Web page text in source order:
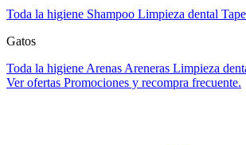
Toda la higiene Shampoo Limpieza dental
Gatos
Toda la higiene Arenas Areneras Limpieza
Ver ofertas Promociones y recompra frecuente.